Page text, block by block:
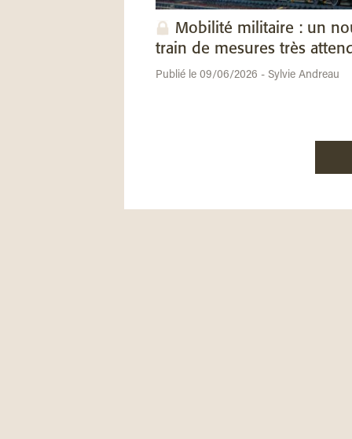
Mobilité militaire : un
train de mesures très
Publié le 09/06/2026 - Sylvie Andreau